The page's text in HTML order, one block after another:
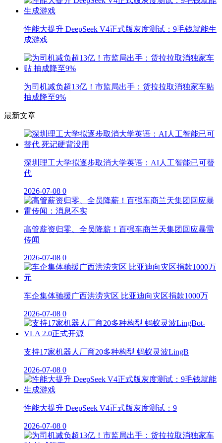
性能大提升 DeepSeek V4正式版灰度测试：9毛钱就能生
成游戏
为司机减负超13亿！市监局出手：货拉拉取消独家车贴
抽成降至9%
最新文章
深圳理工大学拟逐步取消大学英语：AI人工智能已可替
代
2026-07-08 0
高管薪资归零、全员降薪！百强车商兰天集团回应暴雷
传闻
2026-07-08 0
车企集体驰援广西洪涝灾区 比亚迪向灾区捐款1000万
2026-07-08 0
支持17家机器人厂商20多种构型 蚂蚁灵波LingB
2026-07-08 0
性能大提升 DeepSeek V4正式版灰度测试：9
2026-07-08 0